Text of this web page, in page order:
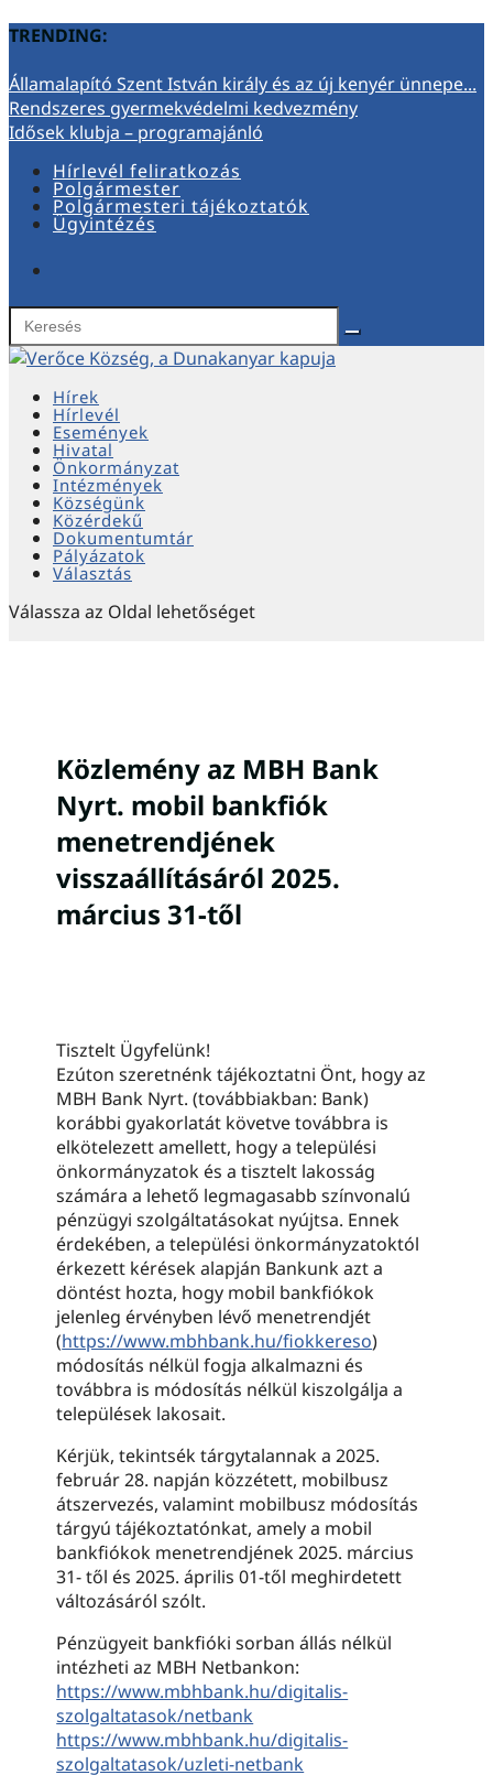
TRENDING:
Államalapító Szent István király és az új kenyér ünnepe...
Rendszeres gyermekvédelmi kedvezmény
Idősek klubja – programajánló
Hírlevél feliratkozás
Polgármester
Polgármesteri tájékoztatók
Ügyintézés
Hírek
Hírlevél
Események
Hivatal
Önkormányzat
Intézmények
Községünk
Közérdekű
Dokumentumtár
Pályázatok
Választás
Válassza az Oldal lehetőséget
Közlemény az MBH Bank
Nyrt. mobil bankfiók
menetrendjének
visszaállításáról 2025.
március 31-től
Tisztelt Ügyfelünk!
Ezúton szeretnénk tájékoztatni Önt, hogy az
MBH Bank Nyrt. (továbbiakban: Bank)
korábbi gyakorlatát követve továbbra is
elkötelezett amellett, hogy a települési
önkormányzatok és a tisztelt lakosság
számára a lehető legmagasabb színvonalú
pénzügyi szolgáltatásokat nyújtsa. Ennek
érdekében, a települési önkormányzatoktól
érkezett kérések alapján Bankunk azt a
döntést hozta, hogy mobil bankfiókok
jelenleg érvényben lévő menetrendjét
(https://www.mbhbank.hu/fiokkereso)
módosítás nélkül fogja alkalmazni és
továbbra is módosítás nélkül kiszolgálja a
települések lakosait.
Kérjük, tekintsék tárgytalannak a 2025.
február 28. napján közzétett, mobilbusz
átszervezés, valamint mobilbusz módosítás
tárgyú tájékoztatónkat, amely a mobil
bankfiókok menetrendjének 2025. március
31- től és 2025. április 01-től meghirdetett
változásáról szólt.
Pénzügyeit bankfióki sorban állás nélkül
intézheti az MBH Netbankon:
https://www.mbhbank.hu/digitalis-
szolgaltatasok/netbank
https://www.mbhbank.hu/digitalis-
szolgaltatasok/uzleti-netbank